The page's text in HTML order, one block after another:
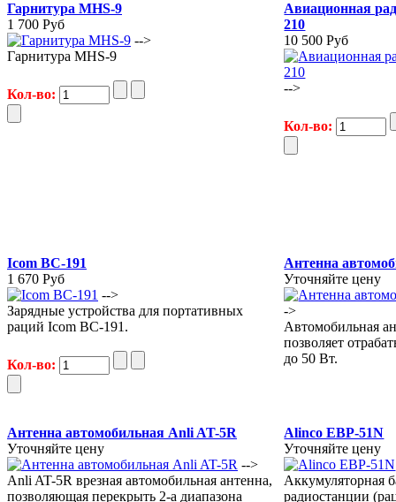
Гарнитура MHS-9
1 700 Руб
-->
Гарнитура MHS-9
Кол-во:
Авиационная
210
10 500 Руб
-->
Кол-во:
Icom BC-191
1 670 Руб
-->
Зарядные устройства для портативных
раций Icom BC-191.
Кол-во:
Антенна
Уточняйте цену
->
Автомобильная
позволяет
до 50 Вт.
Антенна автомобильная Anli AT-5R
Уточняйте цену
-->
Anli AT-5R врезная автомобильная антенна,
позволяющая перекрыть 2-а диапазона
Alinco EBP-51N
Уточняйте цену
Аккумуляторная
радиостанции